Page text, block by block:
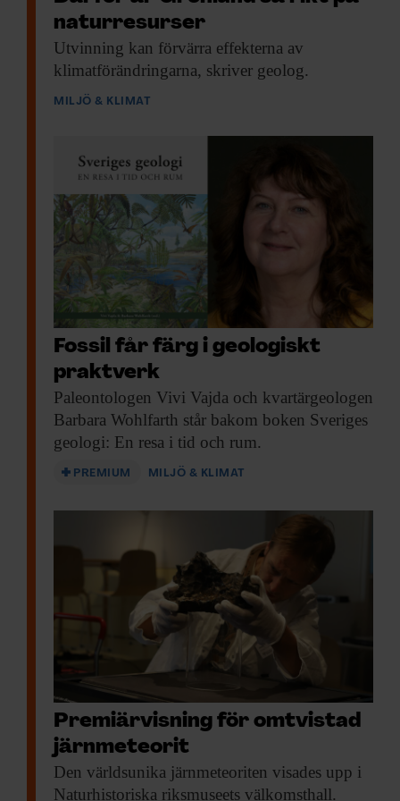
för att förenkla analyserna.
Håll dig uppdaterad med
F&F:s nyhetsbrev!
Beställ nyhetsbrev
KUNSKAP BASERAD PÅ VETENSKAP
Prenumerera på
Forskning & Framsteg!
E-tidning
Nyhetsbrev • Rabatt på våra
evenemang
Beställ i dag!
naturresurser
Utvinning kan förvärra effekterna av
klimatförändringarna, skriver geolog.
MILJÖ & KLIMAT
Fossil får färg i geologiskt
praktverk
Paleontologen Vivi Vajda och kvartärgeologen
Barbara Wohlfarth står bakom boken Sveriges
geologi: En resa i tid och rum.
PREMIUM MILJÖ & KLIMAT
Premiärvisning för omtvistad
järnmeteorit
Den världsunika järnmeteoriten visades upp i
Naturhistoriska riksmuseets välkomsthall.